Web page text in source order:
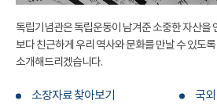
독립기념관은 독립운동이 남겨준 소중한 자산을
보다 친근하게 우리 역사와 문화를 만날 수 있도
소개해드리겠습니다.
소장자료 찾아보기 국